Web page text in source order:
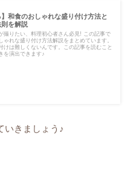
】和食のおしゃれな盛り付け方法と
を解説
撮りたい、料理初心者さん必見! この記事で
ゃれな盛り付け方法解説をまとめています。
けは難しくないんです。この記事を読むこと
を演出できます♪
いきましょう♪